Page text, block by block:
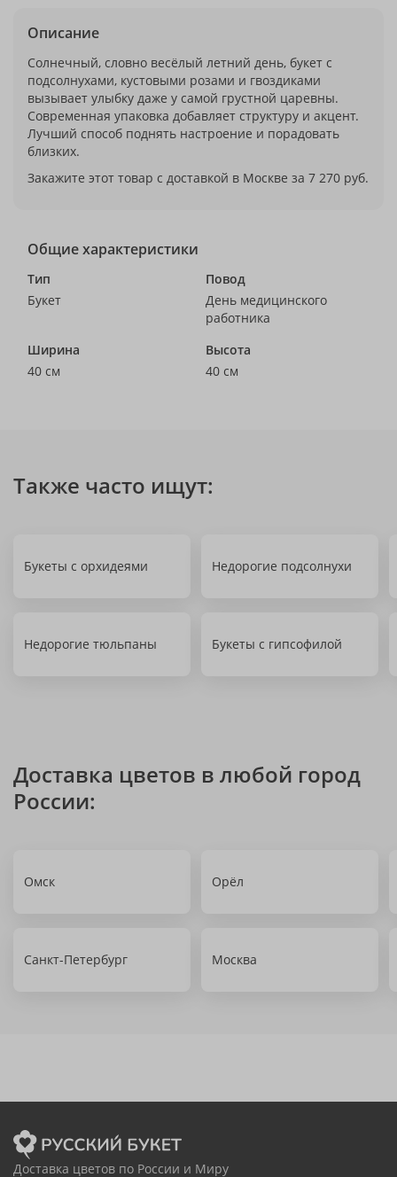
Описание
Солнечный, словно весёлый летний день, букет с
подсолнухами, кустовыми розами и гвоздиками
вызывает улыбку даже у самой грустной царевны.
Современная упаковка добавляет структуру и акцент.
Лучший способ поднять настроение и порадовать
близких.
Закажите этот товар с доставкой в Москве за 7 270 руб.
Общие характеристики
Тип
Букет
Повод
День медицинского
работника
Ширина
40 см
Высота
40 см
Также часто ищут:
Букеты с орхидеями Недорогие подсолнухи
Недорогие тюльпаны Букеты с гипсофилой
Доставка цветов в любой город
России:
Омск Орёл
Санкт-Петербург Москва
Доставка цветов по России и Миру